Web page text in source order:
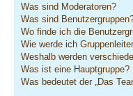
Was sind Moderatoren?
Was sind
Wo finde ich die
Wie werde ich
Weshalb werden
Was ist eine Hauptgruppe?
Was bedeutet der „Das